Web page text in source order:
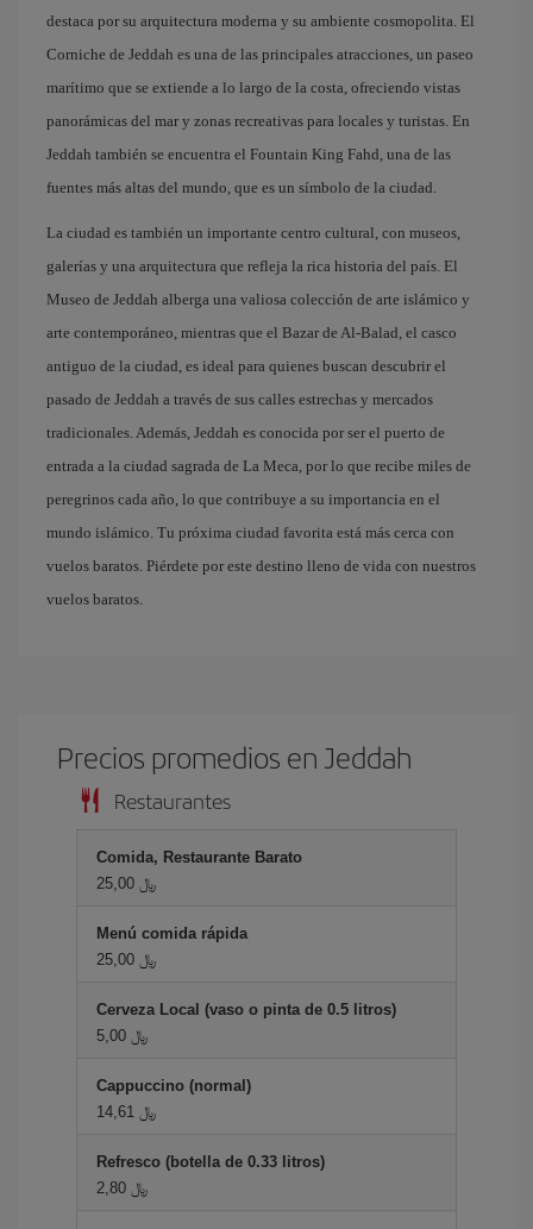
destaca por su arquitectura moderna y su ambiente cosmopolita. El
Corniche de Jeddah es una de las principales atracciones, un paseo
marítimo que se extiende a lo largo de la costa, ofreciendo vistas
panorámicas del mar y zonas recreativas para locales y turistas. En
Jeddah también se encuentra el Fountain King Fahd, una de las
fuentes más altas del mundo, que es un símbolo de la ciudad.
La ciudad es también un importante centro cultural, con museos,
galerías y una arquitectura que refleja la rica historia del país. El
Museo de Jeddah alberga una valiosa colección de arte islámico y
arte contemporáneo, mientras que el Bazar de Al-Balad, el casco
antiguo de la ciudad, es ideal para quienes buscan descubrir el
pasado de Jeddah a través de sus calles estrechas y mercados
tradicionales. Además, Jeddah es conocida por ser el puerto de
entrada a la ciudad sagrada de La Meca, por lo que recibe miles de
peregrinos cada año, lo que contribuye a su importancia en el
mundo islámico. Tu próxima ciudad favorita está más cerca con
vuelos baratos. Piérdete por este destino lleno de vida con nuestros
vuelos baratos.
Precios promedios en Jeddah
Restaurantes
Comida, Restaurante Barato
25,00 ﷼
Menú comida rápida
25,00 ﷼
Cerveza Local (vaso o pinta de 0.5 litros)
5,00 ﷼
Cappuccino (normal)
14,61 ﷼
Refresco (botella de 0.33 litros)
2,80 ﷼